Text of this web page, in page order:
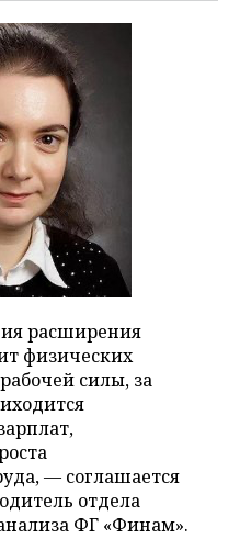
расширения
физических
силы, за
— соглашается
отдела
ФГ «Финам».